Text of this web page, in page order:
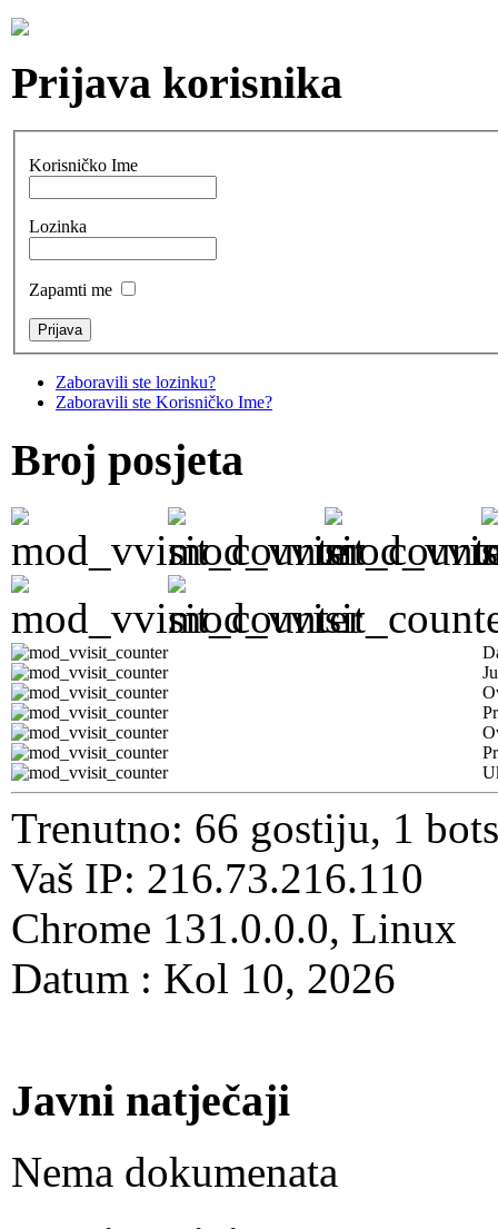
Prijava korisnika
Korisničko Ime
Lozinka
Zapamti me
Zaboravili ste lozinku?
Zaboravili ste Korisničko Ime?
Broj posjeta
Trenutno: 66 gostiju, 1
Vaš IP: 216.73.216.110
Chrome 131.0.0.0, Linux
Datum : Kol 10, 2026
Javni natječaji
Nema dokumenata